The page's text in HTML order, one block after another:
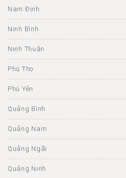
Nam Định
Ninh Bình
Ninh Thuận
Phú Thọ
Phú Yên
Quảng Bình
Quảng Nam
Quảng Ngãi
Quảng Ninh